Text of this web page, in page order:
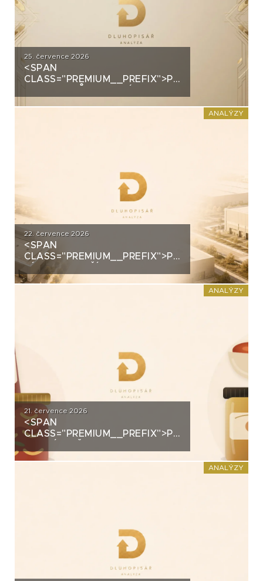
25. července 2026
<SPAN
CLASS="PREMIUM__PREFIX">PREMIUM</
ANALÝZY
22. července 2026
<SPAN
CLASS="PREMIUM__PREFIX">PREMIUM</
ZÍSKALA DALŠÍ 2,5 MILIARDY
KORUN, KTERÉ ČEKÁ V ROCE
ANALÝZY
21. července 2026
<SPAN
CLASS="PREMIUM__PREFIX">PREMIUM</
DOMÁCÍHO KIMCHI K
ANALÝZY